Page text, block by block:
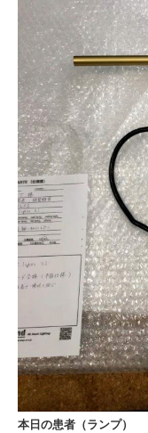
本日の患者（ランプ）